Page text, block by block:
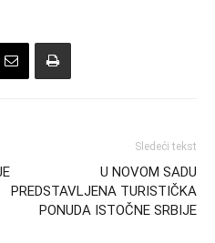
Sledeći tekst
U NOVOM SADU
PREDSTAVLJENA TURISTIČKA
PONUDA ISTOČNE SRBIJE